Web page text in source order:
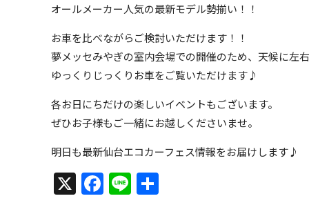
オールメーカー人気の最新モデル勢揃い！！
お車を比べながらご検討いただけます！！
夢メッセみやぎの室内会場での開催のため、天候に左
ゆっくりじっくりお車をご覧いただけます♪
各お日にちだけの楽しいイベントもございます。
ぜひお子様もご一緒にお越しくださいませ。
明日も最新仙台エコカーフェス情報をお届けします♪
X Facebook
Line